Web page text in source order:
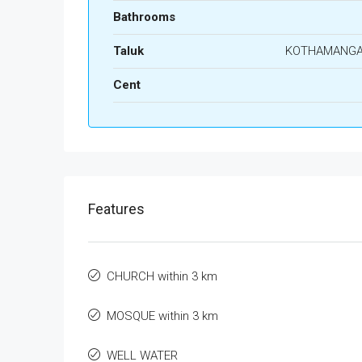
Bathrooms
Taluk
Cent
Features
CHURCH within 3 km
MOSQUE within 3 km
WELL WATER